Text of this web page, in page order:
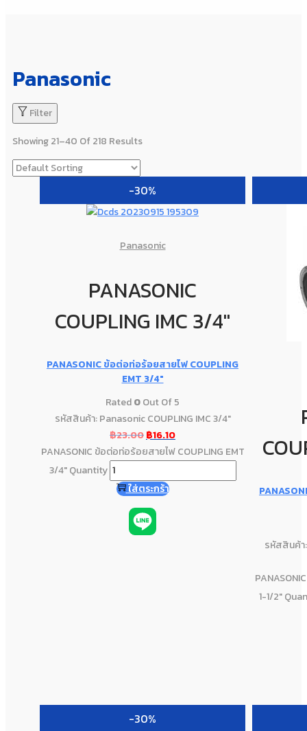
Panasonic
Filter
Showing 21–40 Of 218 Results
-30%
Panasonic
PANASONIC
COUPLING IMC 3/4"
PANASONIC ข้อต่อท่อร้อยสายไฟ COUPLING
EMT 3/4″
Rated0Out Of 5
รหัสสินค้า: Panasonic COUPLING IMC 3/4"
฿23.00฿16.10
PANASONIC ข้อต่อท่อร้อยสายไฟ COUPLING EMT
3/4" Quantity
ใส่ตระกร้า
รหัสสินค้า:
1-1/2"
-30%